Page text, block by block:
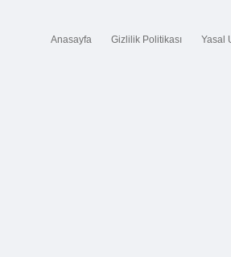
Anasayfa Gizlilik Politikası Yasal